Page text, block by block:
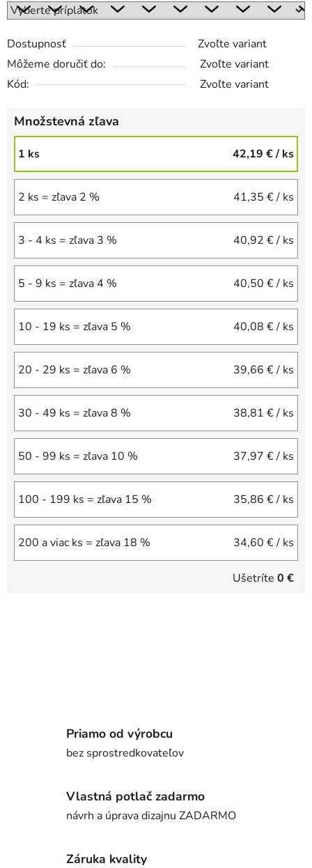
Dostupnosť
Zvoľte variant
Môžeme doručiť do:
Zvoľte variant
Kód:
Zvoľte variant
Množstevná zľava
1 ks 42,19 €/ ks
2 ks = zľava 2 % 41,35 €/ ks
3 - 4 ks = zľava 3 % 40,92 €/ ks
5 - 9 ks = zľava 4 % 40,50 €/ ks
10 - 19 ks = zľava 5 % 40,08 €/ ks
20 - 29 ks = zľava 6 % 39,66 €/ ks
30 - 49 ks = zľava 8 % 38,81 €/ ks
50 - 99 ks = zľava 10 % 37,97 €/ ks
100 - 199 ks = zľava 15 % 35,86 €/ ks
200 a viac ks = zľava 18 % 34,60 €/ ks
Ušetríte 0 €
Priamo od výrobcu
bez sprostredkovateľov
Vlastná potlač zadarmo
návrh a úprava dizajnu ZADARMO
Záruka kvality